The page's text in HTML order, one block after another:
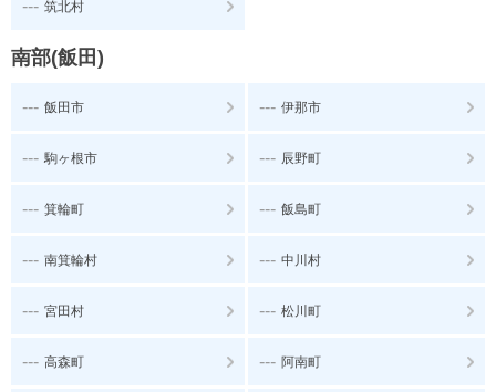
--- 筑北村
南部(飯田)
--- 飯田市 --- 伊那市
--- 駒ヶ根市 --- 辰野町
--- 箕輪町 --- 飯島町
--- 南箕輪村 --- 中川村
--- 宮田村 --- 松川町
--- 高森町 --- 阿南町